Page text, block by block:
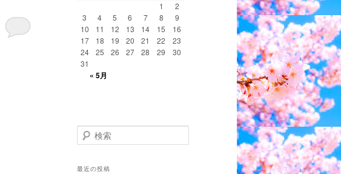
1
2
3
4 5 6 7 8
9
10
11 12 13 14 15
16
17
18 19 20 21 22
23
24
25 26 27 28 29
30
31
« 5月
検
索
最近の投稿